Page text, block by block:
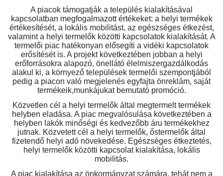
A piacok támogatják a település kialakításával
kapcsolatban megfogalmazott értékeket: a helyi termékek
értékesítését, a lokális mobilitást, az egészséges étkezést,
valamint a helyi termelők közötti kapcsolatok kialakítását. A
termelői piac hatékonyan elősegíti a vidéki kapcsolatok
erősítését is. A projekt következtében jobban a helyi
erőforrásokra alapozó, önellátó élelmiszergazdálkodás
alakul ki, a környező települések termelői szempontjából
pedig a piacon való megjelenés egyfajta önreklám, saját
termékeik,munkájukat bemutató promóció.
Közvetlen cél a helyi termelők által megtermelt termékek
helyben eladása. A piac megvalósulása következtében a
helyben lakók minőségi és kedvezőbb áru termékekhez
jutnak. Közvetett cél a helyi termelők, őstermelők által
fizetendő helyi adó növekedése. Egészséges étkeztetés,
helyi termelők közötti kapcsolat kialakítása, lokális
mobilitás.
A piac kialakítása az önkormányzat számára, tehát nem a